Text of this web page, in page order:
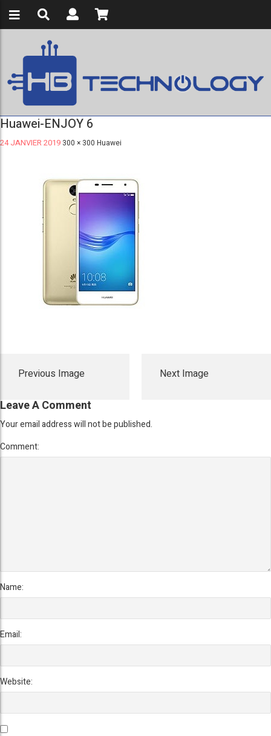
Huawei-ENJOY 6
24 JANVIER 2019 300 × 300 Huawei
Previous Image Next Image
Leave A Comment
Your email address will not be published.
Comment:
Name:
Email:
Website: